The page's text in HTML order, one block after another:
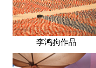
李鸿驹作品